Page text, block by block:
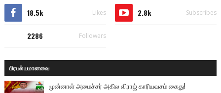
18.5k Likes 2.8k Subscribes
2286 Followers
பிரபல்யமானவை
முன்னாள் அமைச்சர் அகில விராஜ் காரியவசம் கைது!